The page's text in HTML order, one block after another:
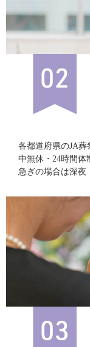
各都道府県のJA
中無休・24時間体
急ぎの場合は深夜